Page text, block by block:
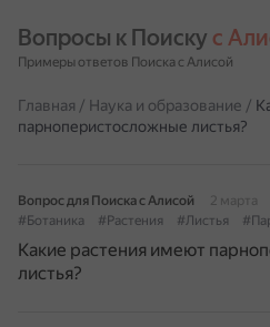
Вопросы к Поиску с
Примеры ответов Поиска с Алисой
Главная / Наука и образование /
парноперистосложные листья?
Вопрос для Поиска с Алисой
2 марта
#Ботаника
#Растения #Листья
Какие растения имеют
листья?